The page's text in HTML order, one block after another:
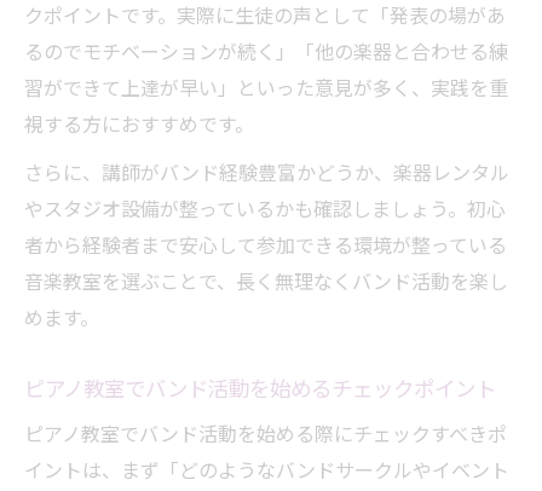
クポイントです。実際に生徒の声として「発表の場があ
るのでモチベーションが続く」「他の楽器と合わせる練
習ができて上達が早い」といった意見が多く、実践を重
視する方におすすめです。
さらに、講師がバンド経験豊富かどうか、楽器レンタル
やスタジオ設備が整っているかも確認しましょう。初心
者から経験者まで安心して参加できる環境が整っている
音楽教室を選ぶことで、長く無理なくバンド活動を楽し
めます。
ピアノ教室でバンド活動を始めるチェックポイント
ピアノ教室でバンド活動を始める際にチェックすべきポ
イントは、まず「どのようなバンドサークルやイベント